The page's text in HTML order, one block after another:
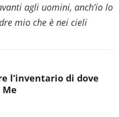
agli uomini, anch’io lo
mio che è nei cieli
l’inventario di dove